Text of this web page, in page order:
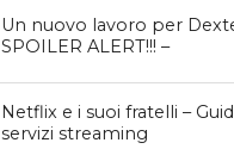
Un nuovo lavoro per
SPOILER ALERT!!! –
Netflix e i suoi fratelli –
servizi streaming